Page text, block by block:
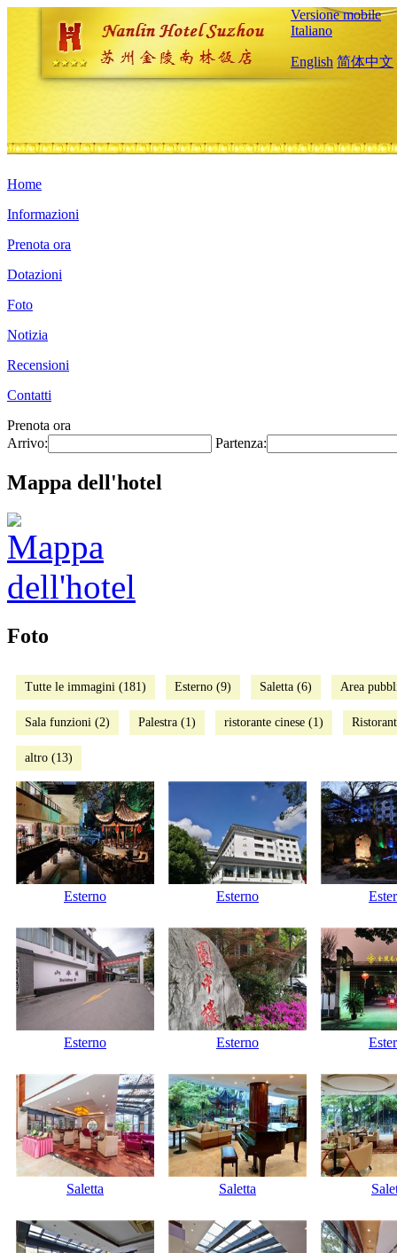
Versione mobile
Italiano
English 简体中文
Home
Informazioni
Prenota ora
Dotazioni
Foto
Notizia
Recensioni
Contatti
Prenota ora
Arrivo:
Partenza:
Mappa dell'hotel
Foto
Tutte le immagini (181) Esterno (9) Saletta (6) Area
Sala funzioni (2) Palestra (1) ristorante cinese (1)
altro (13)
Esterno Esterno
Esterno Esterno
Saletta Saletta